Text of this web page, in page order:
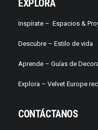
EXPLORA
Inspírate – Espacios &
Descubre – Estilo de vida
Aprende – Guías de
Explora – Velvet Europe
CONTÁCTANOS